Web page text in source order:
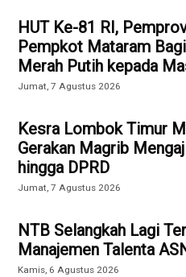
HUT Ke-81 RI,
Pempkot Mataram
Merah Putih kepada
Jumat, 7 Agustus 2026
Kesra Lombok Timur
Gerakan Magrib
hingga DPRD
Jumat, 7 Agustus 2026
NTB Selangkah Lagi
Manajemen Talenta
Kamis, 6 Agustus 2026